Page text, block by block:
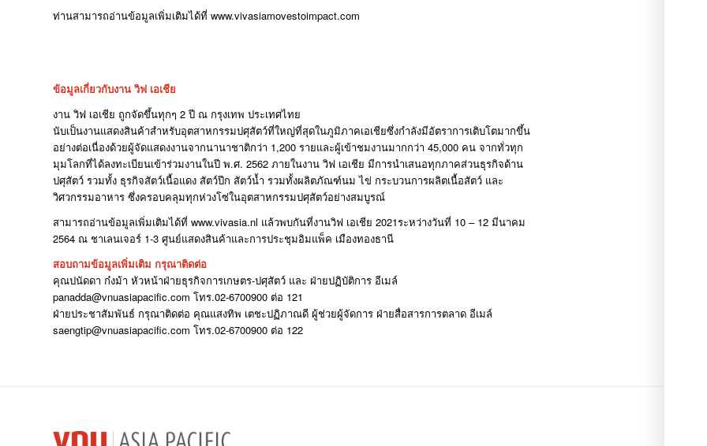
ท่านสามารถอ่านข้อมูลเพิ่มเติมได้ที่ www.vivasiamovestoimpact.com
ข้อมูลเกี่ยวกับงาน วิฟ เอเชีย
งาน วิฟ เอเชีย ถูกจัดขึ้นทุกๆ 2 ปี ณ กรุงเทพ ประเทศไทย
นับเป็นงานแสดงสินค้าสำหรับอุตสาหกรรมปศุสัตว์ที่ใหญ่ที่สุดในภูมิภาคเอเชียซึ่งกำลังมีอัตราการเติบโตมากขึ้น
อย่างต่อเนื่องด้วยผู้จัดแสดงงานจากนานาชาติกว่า 1,200 รายและผู้เข้าชมงานมากกว่า 45,000 คน จากทั่วทุก
มุมโลกที่ได้ลงทะเบียนเข้าร่วมงานในปี พ.ศ. 2562 ภายในงาน วิฟ เอเชีย มีการนำเสนอทุกภาคส่วนธุรกิจด้าน
ปศุสัตว์ รวมทั้ง ธุรกิจสัตว์เนื้อแดง สัตว์ปีก สัตว์น้ำ รวมทั้งผลิตภัณฑ์นม ไข่ กระบวนการผลิตเนื้อสัตว์ และ
วิศวกรรมอาหาร ซึ่งครอบคลุมทุกห่วงโซ่ในอุตสาหกรรมปศุสัตว์อย่างสมบูรณ์
สามารถอ่านข้อมูลเพิ่มเติมได้ที่ www.vivasia.nl แล้วพบกันที่งานวิฟ เอเชีย 2021ระหว่างวันที่ 10 – 12 มีนาคม
2564 ณ ชาเลนเจอร์ 1-3 ศูนย์แสดงสินค้าและการประชุมอิมแพ็ค เมืองทองธานี
สอบถามข้อมูลเพิ่มเติม กรุณาติดต่อ
คุณปนัดดา ก๋งม้า หัวหน้าฝ่ายธุรกิจการเกษตร-ปศุสัตว์ และ ฝ่ายปฏิบัติการ อีเมล์
panadda@vnuasiapacific.com โทร.02-6700900 ต่อ 121
ฝ่ายประชาสัมพันธ์ กรุณาติดต่อ คุณแสงทิพ เตชะปฏิภาณดี ผู้ช่วยผู้จัดการ ฝ่ายสื่อสารการตลาด อีเมล์
saengtip@vnuasiapacific.com โทร.02-6700900 ต่อ 122